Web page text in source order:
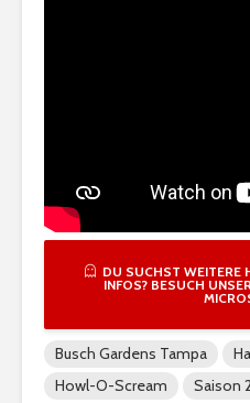
DU SUCHST WEITERE
INFOS? BESUCH
Busch Gardens Tampa
Howl-O-Scream
Saison